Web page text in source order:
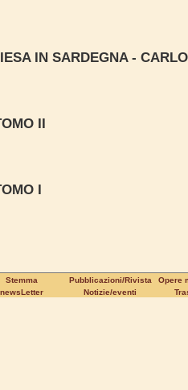
IN SARDEGNA -
II
I
Stemma Pubblicazioni/Rivista Opere
newsLetter Notizie/eventi